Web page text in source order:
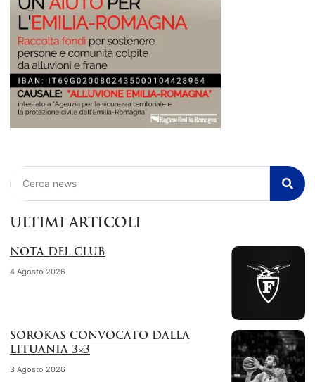
ULTIMI ARTICOLI
NOTA DEL CLUB
4 Agosto 2026
SOROKAS CONVOCATO DALLA
LITUANIA 3×3
3 Agosto 2026